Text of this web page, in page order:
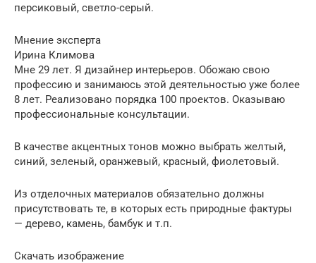
персиковый, светло-серый.
Мнение эксперта
Ирина Климова
Мне 29 лет. Я дизайнер интерьеров. Обожаю свою
профессию и занимаюсь этой деятельностью уже более
8 лет. Реализовано порядка 100 проектов. Оказываю
профессиональные консультации.
В качестве акцентных тонов можно выбрать желтый,
синий, зеленый, оранжевый, красный, фиолетовый.
Из отделочных материалов обязательно должны
присутствовать те, в которых есть природные фактуры
— дерево, камень, бамбук и т.п.
Скачать изображение